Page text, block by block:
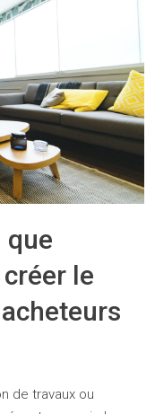
que
le
de travaux ou